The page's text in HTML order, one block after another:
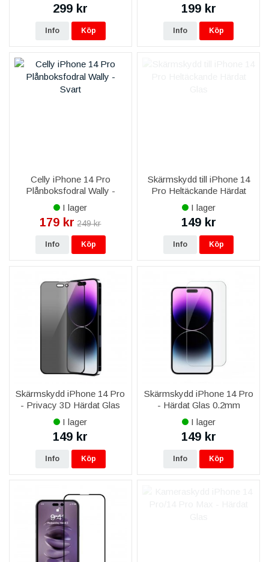
299 kr
Info Köp
199 kr
Info Köp
Celly iPhone 14 Pro
Plånboksfodral Wally -
Svart
I lager
179 kr 249 kr
Info Köp
Skärmskydd till iPhone 14
Pro Heltäckande Härdat
Glas
I lager
149 kr
Info Köp
Skärmskydd iPhone 14 Pro
- Privacy 3D Härdat Glas
I lager
149 kr
Info Köp
Skärmskydd iPhone 14 Pro
- Härdat Glas 0.2mm
I lager
149 kr
Info Köp